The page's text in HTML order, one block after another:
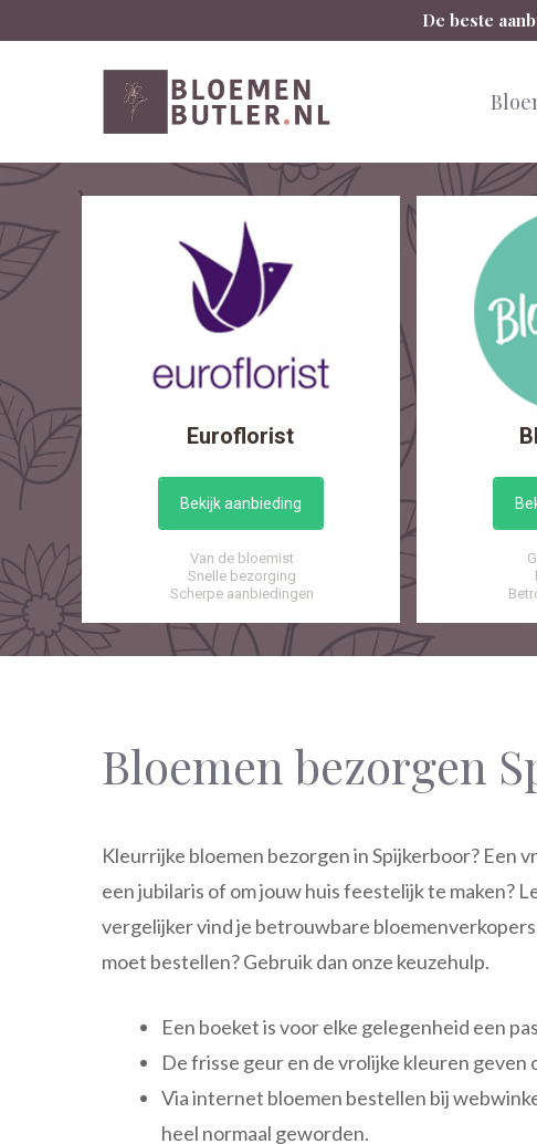
De beste
Euroflorist
Bekijk aanbieding
Van de bloemist
Snelle bezorging
Scherpe aanbiedingen
Bloemen bezorgen
Kleurrijke bloemen bezorgen in Spijkerboor? Een
een jubilaris of om jouw huis feestelijk te maken?
vergelijker vind je betrouwbare
moet bestellen? Gebruik dan onze keuzehulp.
Een boeket is voor elke gelegenheid een
De frisse geur en de vrolijke kleuren geven
Via internet bloemen bestellen bij
heel normaal geworden.